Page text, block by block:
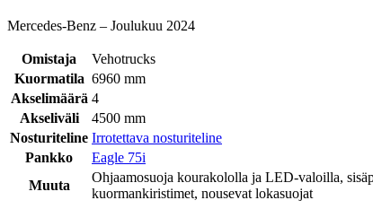
Mercedes-Benz – Joulukuu 2024
Omistaja
Vehotrucks
Kuormatila 6960 mm
Akselimäärä 4
Akseliväli
4500 mm
Nosturiteline Irrotettava nosturiteline
Pankko
Eagle 75i
Muuta
Ohjaamosuoja kourakololla ja LED-valoilla,
kuormankiristimet, nousevat lokasuojat